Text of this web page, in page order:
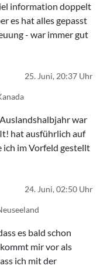
information doppelt
es hat alles gepasst
- war immer gut
25. Juni, 20:37 Uhr
war
hat ausführlich auf
ich im Vorfeld gestellt
24. Juni, 02:50 Uhr
es bald schon
mir vor als
ich mit der